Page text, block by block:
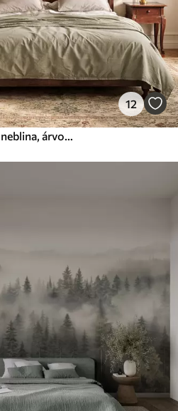
12
Ilustração de floresta com neblina, árvores altas e um caminho